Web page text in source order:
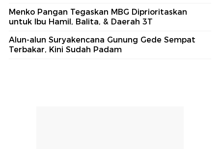
Menko Pangan Tegaskan MBG Diprioritaskan
untuk Ibu Hamil, Balita, & Daerah 3T
Alun-alun Suryakencana Gunung Gede Sempat
Terbakar, Kini Sudah Padam